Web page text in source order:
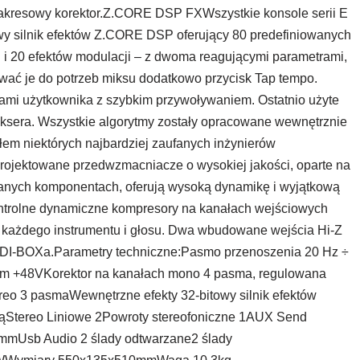
korektor.Z.CORE DSP FXWszystkie konsole serii E
silnik efektów Z.CORE DSP oferujący 80 predefiniowanych
20 efektów modulacji – z dwoma reagującymi parametrami,
je do potrzeb miksu dodatkowo przycisk Tap tempo.
użytkownika z szybkim przywoływaniem. Ostatnio użyte
Wszystkie algorytmy zostały opracowane wewnętrznie
niektórych najbardziej zaufanych inżynierów
przedwzmacniacze o wysokiej jakości, oparte na
komponentach, oferują wysoką dynamikę i wyjątkową
dynamiczne kompresory na kanałach wejściowych
instrumentu i głosu. Dwa wbudowane wejścia Hi-Z
BOXa.Parametry techniczne:Pasmo przenoszenia 20 Hz ÷
+48VKorektor na kanałach mono 4 pasma, regulowana
3 pasmaWewnętrzne efekty 32-bitowy silnik efektów
Liniowe 2Powroty stereofoniczne 1AUX Send
Audio 2 ślady odtwarzane2 ślady